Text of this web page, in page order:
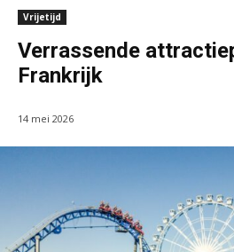
Vrijetijd
Verrassende
Frankrijk
14 mei 2026